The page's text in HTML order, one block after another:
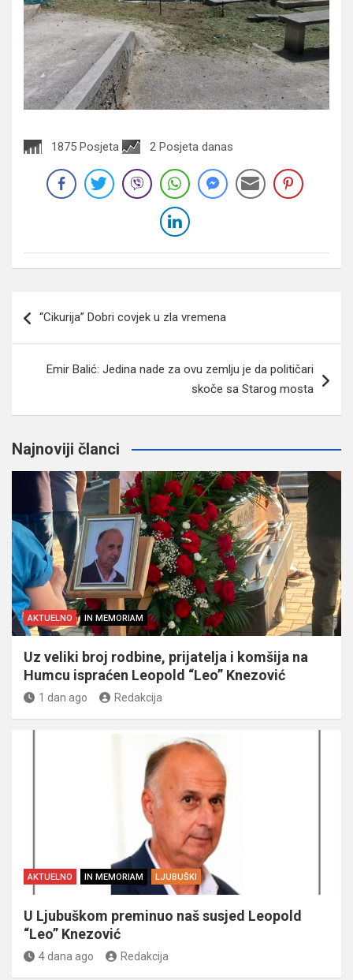
1875 Posjeta 2 Posjeta danas
članaka
“Cikurija” Dobri covjek u zla vremena
Emir Balić: Jedina nade za ovu zemlju je da političari
skoče sa Starog mosta
Najnoviji članci
AKTUELNO IN MEMORIAM
Uz veliki broj rodbine, prijatelja i komšija na
Humcu ispraćen Leopold “Leo” Knezović
1 dan ago Redakcija
AKTUELNO IN MEMORIAM LJUBUŠKI
U Ljubuškom preminuo naš susjed Leopold
“Leo” Knezović
4 dana ago Redakcija